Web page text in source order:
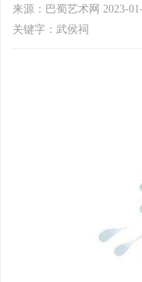
来源：巴蜀艺术网 2023-
关键字：武侯祠